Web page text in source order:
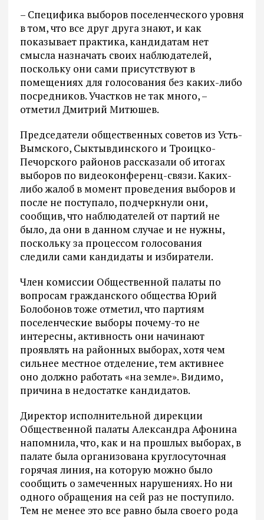
– Специфика выборов поселенческого уровня
в том, что все друг друга знают, и как
показывает практика, кандидатам нет
смысла назначать своих наблюдателей,
поскольку они сами присутствуют в
помещениях для голосования без каких-либо
посредников. Участков не так много, –
отметил Дмитрий Митюшев.
Председатели общественных советов из Усть-
Вымского, Сыктывдинского и Троицко-
Печорского районов рассказали об итогах
выборов по видеоконференц-связи. Каких-
либо жалоб в момент проведения выборов и
после не поступало, подчеркнули они,
сообщив, что наблюдателей от партий не
было, да они в данном случае и не нужны,
поскольку за процессом голосования
следили сами кандидаты и избиратели.
Член комиссии Общественной палаты по
вопросам гражданского общества Юрий
Болобонов тоже отметил, что партиям
поселенческие выборы почему-то не
интересны, активность они начинают
проявлять на районных выборах, хотя чем
сильнее местное отделение, тем активнее
оно должно работать «на земле». Видимо,
причина в недостатке кандидатов.
Директор исполнительной дирекции
Общественной палаты Александра Афонина
напомнила, что, как и на прошлых выборах, в
палате была организована круглосуточная
горячая линия, на которую можно было
сообщить о замеченных нарушениях. Но ни
одного обращения на сей раз не поступило.
Тем не менее это все равно была своего рода